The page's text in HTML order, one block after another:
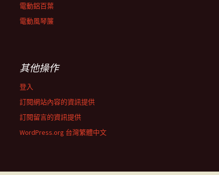
電動鋁百葉
電動風琴簾
其他操作
登入
訂閱網站內容的資訊提供
訂閱留言的資訊提供
WordPress.org 台灣繁體中文